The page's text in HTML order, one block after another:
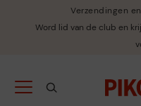
Verzendingen
Word lid van de club en